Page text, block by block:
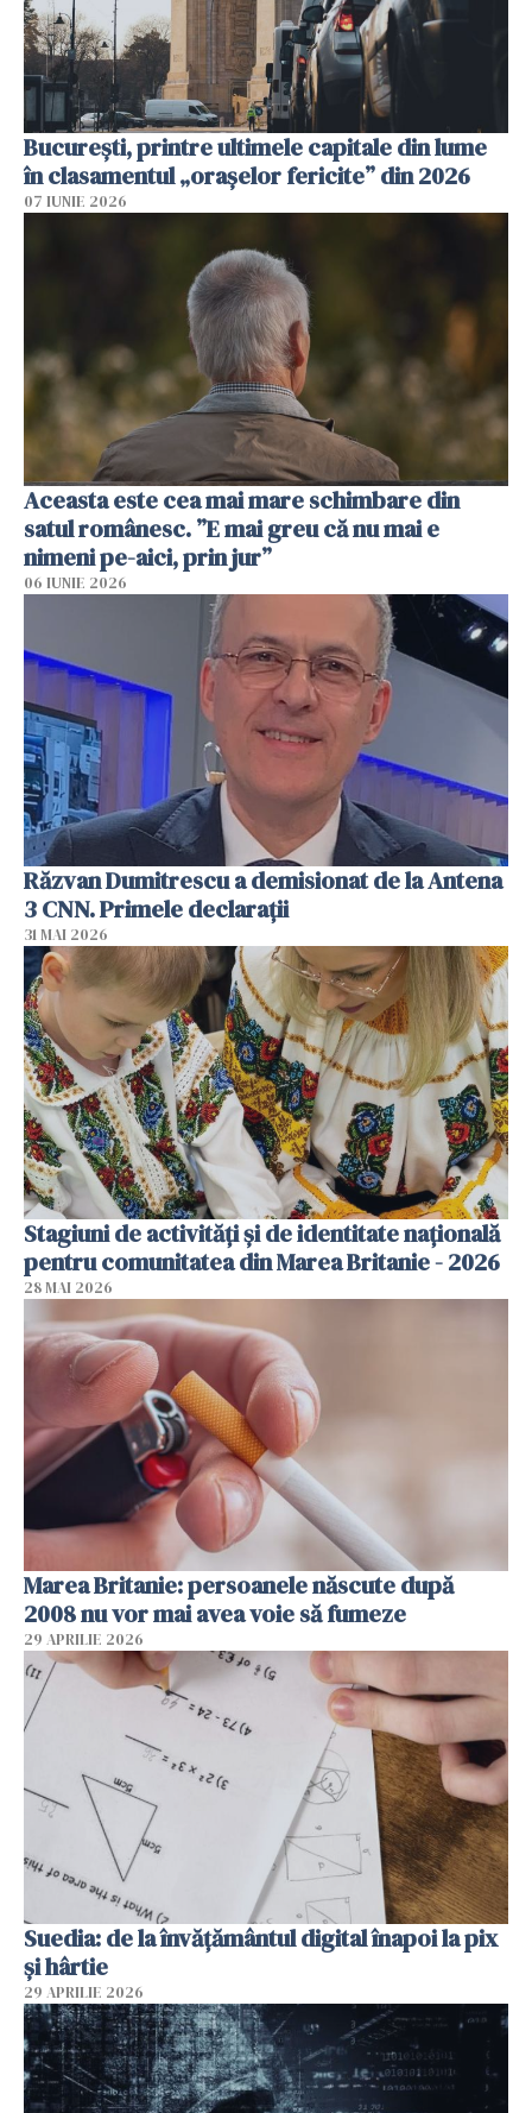
București, printre ultimele capitale din lume
în clasamentul „orașelor fericite” din 2026
07 IUNIE 2026
Aceasta este cea mai mare schimbare din
satul românesc. ”E mai greu că nu mai e
nimeni pe-aici, prin jur”
06 IUNIE 2026
Răzvan Dumitrescu a demisionat de la Antena
3 CNN. Primele declarații
31 MAI 2026
Stagiuni de activități și de identitate națională
pentru comunitatea din Marea Britanie - 2026
28 MAI 2026
Marea Britanie: persoanele născute după
2008 nu vor mai avea voie să fumeze
29 APRILIE 2026
Suedia: de la învățământul digital înapoi la pix
și hârtie
29 APRILIE 2026